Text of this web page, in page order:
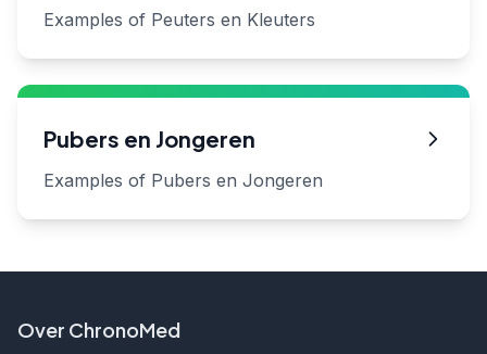
Examples of Peuters en Kleuters
Pubers en Jongeren
Examples of Pubers en Jongeren
Over ChronoMed